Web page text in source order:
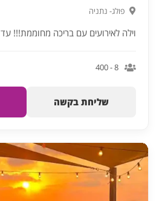
פולג- נתניה
וילה לאירועים עם בריכה מחוממת!!! עד 400 מוזמנים
8 - 400
שליחת בקשה